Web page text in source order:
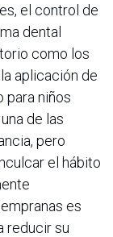
el control de
dental
como los
aplicación de
para niños
de las
pero
el hábito
es
reducir su